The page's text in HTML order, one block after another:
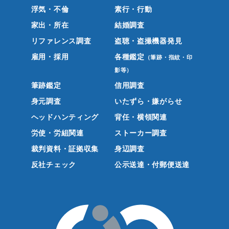
浮気・不倫
素行・行動
家出・所在
結婚調査
リファレンス調査
盗聴・盗撮機器発見
雇用・採用
各種鑑定 （筆跡・指紋・印
影等）
筆跡鑑定
信用調査
身元調査
いたずら・嫌がらせ
ヘッドハンティング
背任・横領関連
労使・労組関連
ストーカー調査
裁判資料・証拠収集
身辺調査
反社チェック
公示送達・付郵便送達